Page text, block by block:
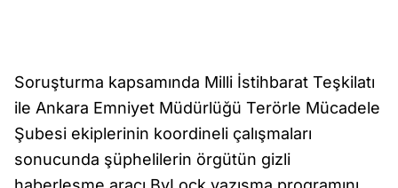
Soruşturma kapsamında Milli İstihbarat Teşkilatı
ile Ankara Emniyet Müdürlüğü Terörle Mücadele
Şubesi ekiplerinin koordineli çalışmaları
sonucunda şüphelilerin örgütün gizli